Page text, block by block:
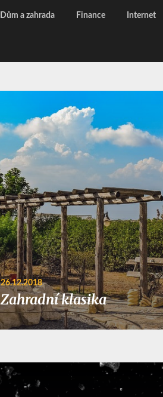
Dům a zahrada Finance Internet
26.12.2018
Zahradní klasika